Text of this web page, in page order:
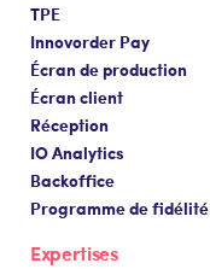
TPE
Innovorder Pay
Écran de production
Écran client
Réception
IO Analytics
Backoffice
Programme de fidélité
Expertises